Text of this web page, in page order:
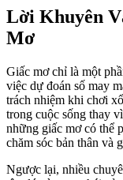
Lời Khuyên
Mơ
Giấc mơ chỉ là một
việc dự đoán số may
trách nhiệm khi chơi
trong cuộc sống thay
những giấc mơ có thể
chăm sóc bản thân và
Ngược lại, nhiều